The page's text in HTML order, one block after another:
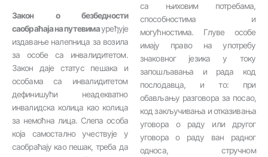
Закон о безбедности
саобраћаја на путевимауређује
издавање налепница за возила
за особе са инвалидитетом.
Закон даје статус пешака и
особама са инвалидитетом
дефинишући неадекватно
инвалидска колица као колица
за немоћна лица. Слепа особа
која самостално учествује у
саобраћају као пешак, треба да
са њиховим потребама,
способностима и
могућностима. Глуве особе
имају право на употребу
знаковног језика у току
запошљавања и рада код
послодавца, и то: при
обављању разговора за посао,
код закључивања и отказивања
уговора о раду или другог
уговора о раду ван радног
односа, стручном